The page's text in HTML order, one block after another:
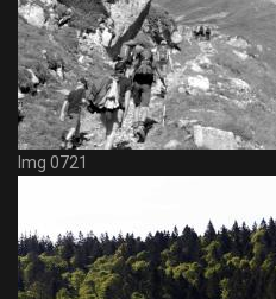
Img 0721